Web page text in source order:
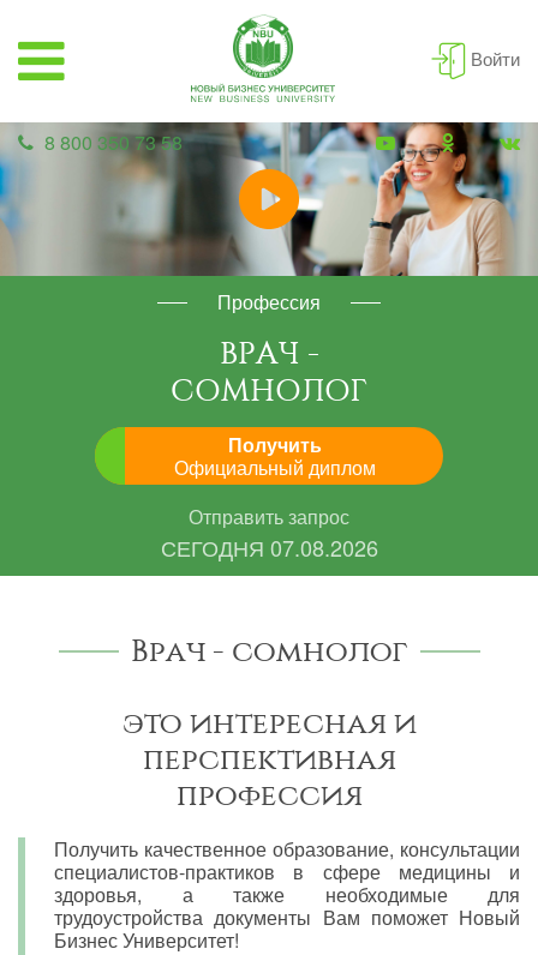
Войти
8 800 350 73 58
Профессия
ВРАЧ -
СОМНОЛОГ
Получить
Официальный диплом
Отправить запрос
СЕГОДНЯ 07.08.2026
Врач - сомнолог
это интересная и
перспективная
профессия
Получить качественное образование, консультации
специалистов-практиков в сфере медицины и
здоровья, а также необходимые для
трудоустройства документы Вам поможет Новый
Бизнес Университет!